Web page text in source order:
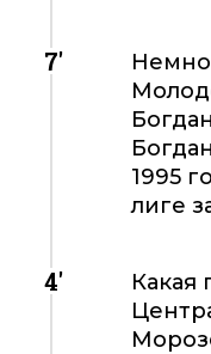
7'
1995
лиге
4'
Какая